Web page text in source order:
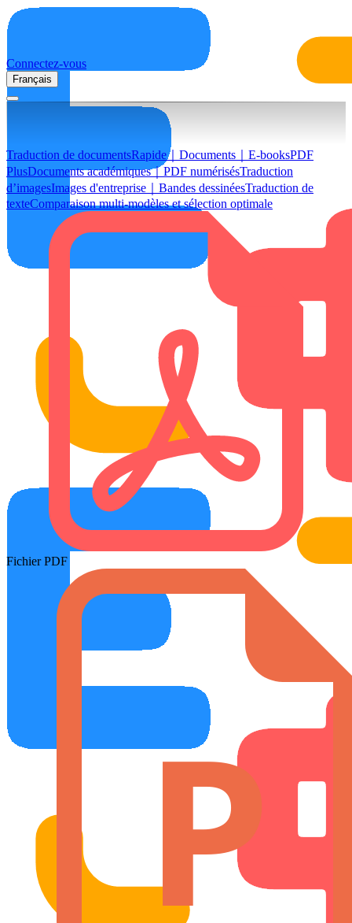
Connectez-vous
Français
Traduction de documentsRapide｜Documents｜E-booksPDF
PlusDocuments académiques｜PDF numérisésTraduction
d’imagesImages d'entreprise｜Bandes dessinéesTraduction de
texteComparaison multi-modèles et sélection optimale
Fichier PDF